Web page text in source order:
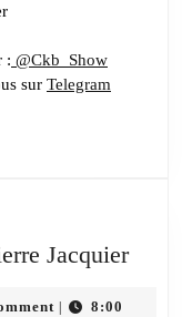
: @Ckb_Show
sur Telegram
JacquierCKB
|
8:00